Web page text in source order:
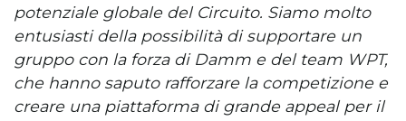
potenziale globale del Circuito. Siamo molto
entusiasti della possibilità di supportare un
gruppo con la forza di Damm e del team WPT,
che hanno saputo rafforzare la competizione e
creare una piattaforma di grande appeal per il